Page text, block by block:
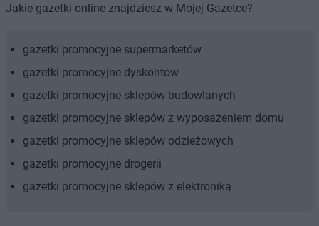
Jakie gazetki online znajdziesz w Mojej Gazetce?
gazetki promocyjne supermarketów
gazetki promocyjne dyskontów
gazetki promocyjne sklepów budowlanych
gazetki promocyjne sklepów z wyposażeniem domu
gazetki promocyjne sklepów odzieżowych
gazetki promocyjne drogerii
gazetki promocyjne sklepów z elektroniką